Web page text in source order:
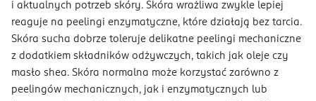
i aktualnych potrzeb skóry. Skóra wrażliwa zwykle lepiej
reaguje na peelingi enzymatyczne, które działają bez tarcia.
Skóra sucha dobrze toleruje delikatne peelingi mechaniczne
z dodatkiem składników odżywczych, takich jak oleje czy
masło shea. Skóra normalna może korzystać zarówno z
peelingów mechanicznych, jak i enzymatycznych lub